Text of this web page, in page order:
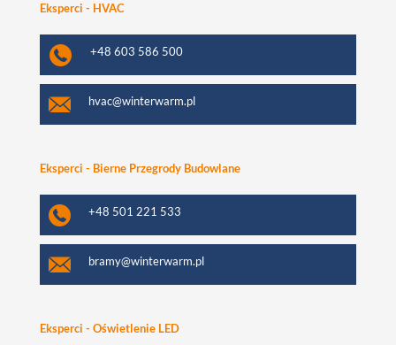
Eksperci - HVAC
+48 603 586 500
hvac@winterwarm.pl
Eksperci - Bierne Przegrody Budowlane
+48 501 221 533
bramy@winterwarm.pl
Eksperci - Oświetlenie LED